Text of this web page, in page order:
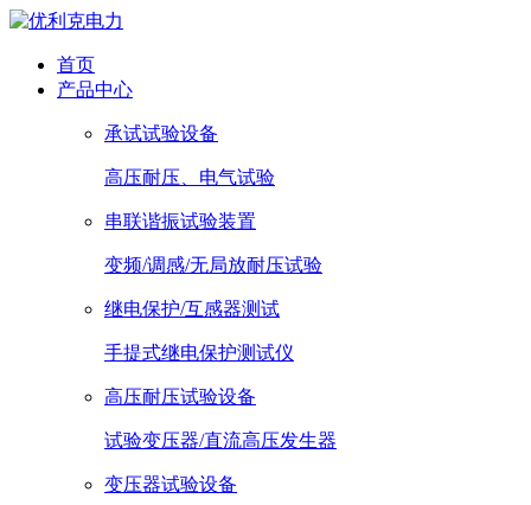
首页
产品中心
承试试验设备
高压耐压、电气试验
串联谐振试验装置
变频/调感/无局放耐压试验
继电保护/互感器测试
手提式继电保护测试仪
高压耐压试验设备
试验变压器/直流高压发生器
变压器试验设备